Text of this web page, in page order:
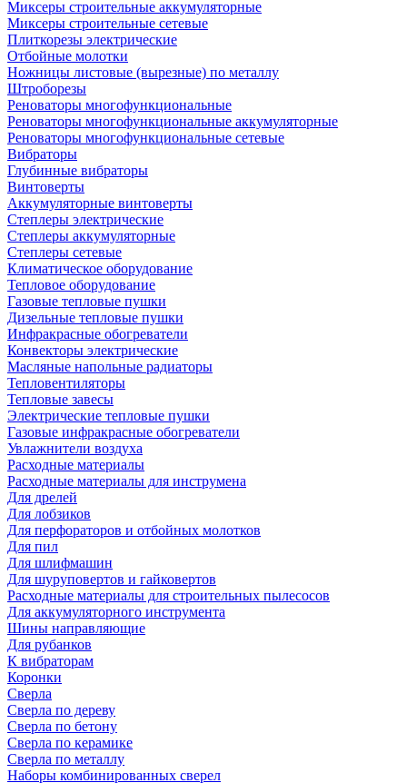
Миксеры строительные аккумуляторные
Миксеры строительные сетевые
Плиткорезы электрические
Отбойные молотки
Ножницы листовые (вырезные) по металлу
Штроборезы
Реноваторы многофункциональные
Реноваторы многофункциональные аккумуляторные
Реноваторы многофункциональные сетевые
Вибраторы
Глубинные вибраторы
Винтоверты
Аккумуляторные винтоверты
Степлеры электрические
Степлеры аккумуляторные
Степлеры сетевые
Климатическое оборудование
Тепловое оборудование
Газовые тепловые пушки
Дизельные тепловые пушки
Инфракрасные обогреватели
Конвекторы электрические
Масляные напольные радиаторы
Тепловентиляторы
Тепловые завесы
Электрические тепловые пушки
Газовые инфракрасные обогреватели
Увлажнители воздуха
Расходные материалы
Расходные материалы для инструмена
Для дрелей
Для лобзиков
Для перфораторов и отбойных молотков
Для пил
Для шлифмашин
Для шуруповертов и гайковертов
Расходные материалы для строительных пылесосов
Для аккумуляторного инструмента
Шины направляющие
Для рубанков
К вибраторам
Коронки
Сверла
Сверла по дереву
Сверла по бетону
Сверла по керамике
Сверла по металлу
Наборы комбинированных сверел